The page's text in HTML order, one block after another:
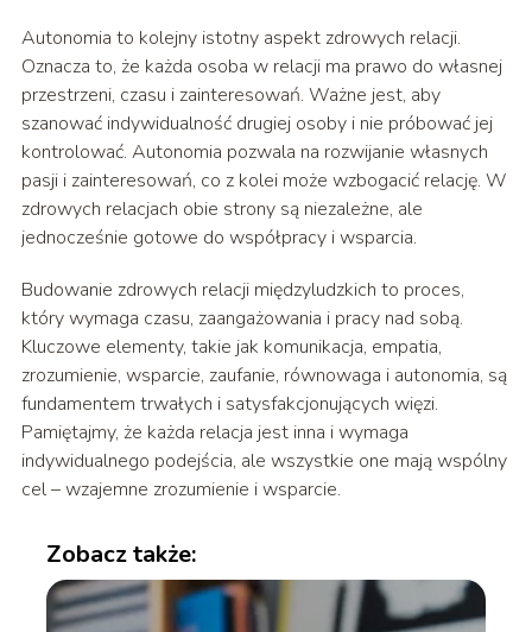
Autonomia to kolejny istotny aspekt zdrowych relacji.
Oznacza to, że każda osoba w relacji ma prawo do własnej
przestrzeni, czasu i zainteresowań. Ważne jest, aby
szanować indywidualność drugiej osoby i nie próbować jej
kontrolować. Autonomia pozwala na rozwijanie własnych
pasji i zainteresowań, co z kolei może wzbogacić relację. W
zdrowych relacjach obie strony są niezależne, ale
jednocześnie gotowe do współpracy i wsparcia.
Budowanie zdrowych relacji międzyludzkich to proces,
który wymaga czasu, zaangażowania i pracy nad sobą.
Kluczowe elementy, takie jak komunikacja, empatia,
zrozumienie, wsparcie, zaufanie, równowaga i autonomia, są
fundamentem trwałych i satysfakcjonujących więzi.
Pamiętajmy, że każda relacja jest inna i wymaga
indywidualnego podejścia, ale wszystkie one mają wspólny
cel – wzajemne zrozumienie i wsparcie.
Zobacz także: